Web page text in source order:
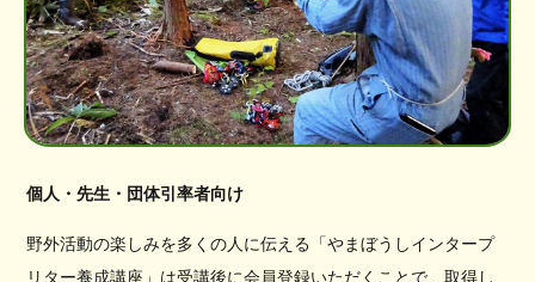
個人・先生・団体引率者向け
野外活動の楽しみを多くの人に伝える「やまぼうしインタープ
リター養成講座」は受講後に会員登録いただくことで、取得し